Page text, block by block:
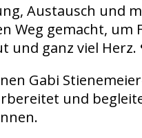
Austausch und
Weg gemacht, um
und ganz viel
Gabi
und